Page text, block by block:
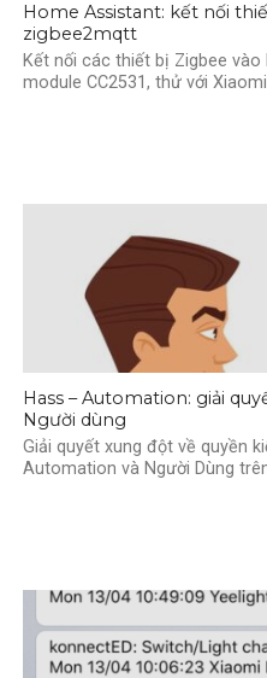
Home Assistant: kết nối
zigbee2mqtt
Kết nối các thiết bị Zigbee
module CC2531, thử với
Hass – Automation: giải
Người dùng
Giải quyết xung đột về quyền
Automation và Người Dùng